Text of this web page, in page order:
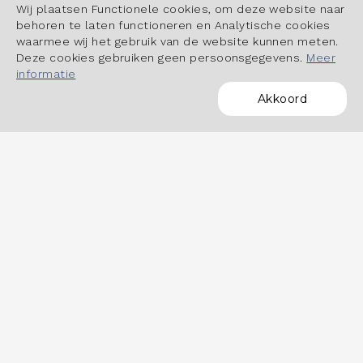
Wij plaatsen Functionele cookies, om deze website naar
behoren te laten functioneren en Analytische cookies
waarmee wij het gebruik van de website kunnen meten.
Deze cookies gebruiken geen persoonsgegevens. Meer
informatie
Akkoord
POWERED BY